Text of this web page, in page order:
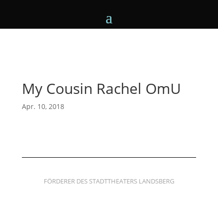
My Cousin Rachel OmU
Apr. 10, 2018
FÖRDERER DES STADTTHEATERS LANDSBERG